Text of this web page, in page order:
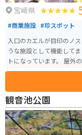
宮崎県
#商業施設 #珍スポット
入口のカエルが目印のノ
うな施設として機能して
トになっています。 屋外
ち寄って童心にかえるの
観音池公園